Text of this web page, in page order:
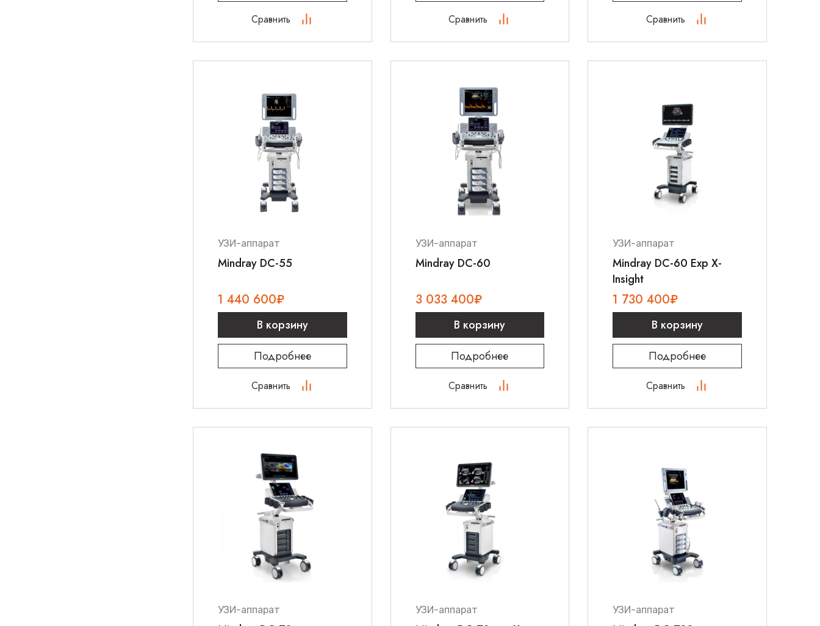
Сравнить Сравнить Сравнить
УЗИ-аппарат
Mindray DC-55
1 440 600₽
В корзину
Подробнее
Сравнить
УЗИ-аппарат
Mindray DC-60
3 033 400₽
В корзину
Подробнее
Сравнить
УЗИ-аппарат
Mindray DC-60 Exp X-
Insight
1 730 400₽
В корзину
Подробнее
Сравнить
УЗИ-аппарат УЗИ-аппарат УЗИ-аппарат